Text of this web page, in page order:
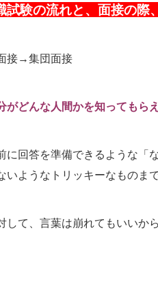
試験の流れと、面接の際
接→集団面接
がどんな人間かを知ってもら
に回答を準備できるような「
いようなトリッキーなものま
して、言葉は崩れてもいいから